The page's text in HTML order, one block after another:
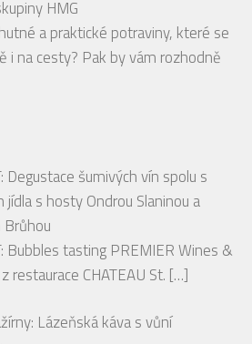
HMG
a praktické potraviny, které se
i na cesty? Pak by vám rozhodně
Degustace šumivých vín spolu s
jídla s hosty Ondrou Slaninou a
Bubbles tasting PREMIER Wines &
restaurace CHATEAU St. […]
Lázeňská káva s vůní